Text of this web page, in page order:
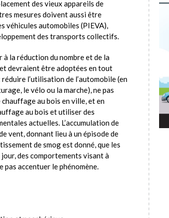
des vieux appareils de
mesures doivent aussi être
véhicules automobiles (PIEVA),
des transports collectifs.
la réduction du nombre et de la
devraient être adoptées en tout
l’utilisation de l’automobile (en
le vélo ou la marche), ne pas
au bois en ville, et en
au bois et utiliser des
actuelles. L’accumulation de
vent, donnant lieu à un épisode de
de smog est donné, que les
des comportements visant à
pas accentuer le phénomène.